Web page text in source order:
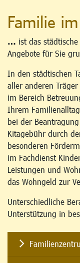
Familie
… ist das
Angebote für Sie
In den städtischen
aller anderen
im Bereich
Ihrem
bei der
Kitagebühr durch
besonderen
im Fachdienst
Leistungen und
das Wohngeld zur
Unterschiedliche
Unterstützung in